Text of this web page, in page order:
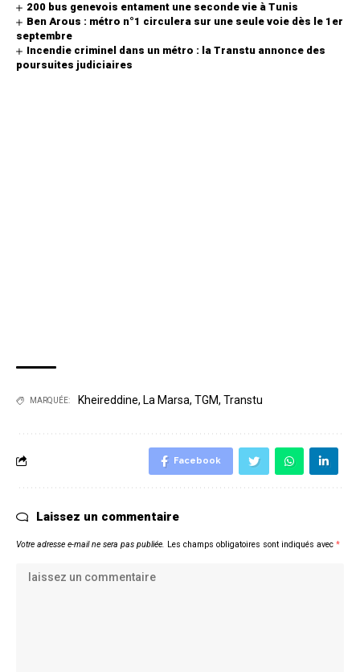
200 bus genevois entament une seconde vie à Tunis
Ben Arous : métro n°1 circulera sur une seule voie dès le 1er
septembre
Incendie criminel dans un métro : la Transtu annonce des
poursuites judiciaires
MARQUÉE: Kheireddine, La Marsa, TGM, Transtu
Facebook
Laissez un commentaire
Votre adresse e-mail ne sera pas publiée. Les champs obligatoires sont indiqués avec *